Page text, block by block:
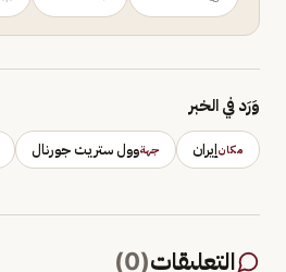
وَرَد في الخبر
مكانإيران جهةوول ستريت جورنال
التعليقات(
0
)